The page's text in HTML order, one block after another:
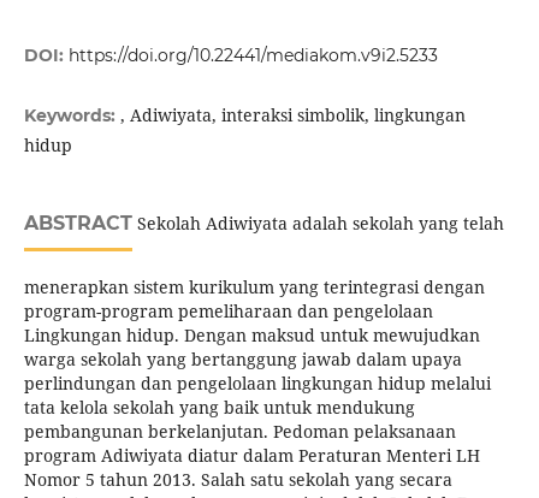
DOI: https://doi.org/10.22441/mediakom.v9i2.5233
Keywords: , Adiwiyata, interaksi simbolik, lingkungan
hidup
ABSTRACTSekolah Adiwiyata adalah sekolah yang telah
menerapkan sistem kurikulum yang terintegrasi dengan
program-program pemeliharaan dan pengelolaan
Lingkungan hidup. Dengan maksud untuk mewujudkan
warga sekolah yang bertanggung jawab dalam upaya
perlindungan dan pengelolaan lingkungan hidup melalui
tata kelola sekolah yang baik untuk mendukung
pembangunan berkelanjutan. Pedoman pelaksanaan
program Adiwiyata diatur dalam Peraturan Menteri LH
Nomor 5 tahun 2013. Salah satu sekolah yang secara